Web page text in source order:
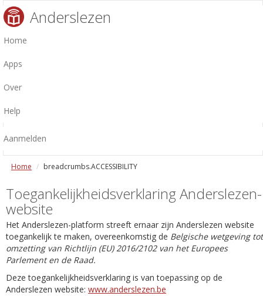
Anderslezen
Home
Apps
Over
Help
Aanmelden
Home breadcrumbs.ACCESSIBILITY
Toegankelijkheidsverklaring Anderslezen-
website
Het Anderslezen-platform streeft ernaar zijn Anderslezen website
toegankelijk te maken, overeenkomstig de Belgische wetgeving tot
omzetting van Richtlijn (EU) 2016/2102 van het Europees
Parlement en de Raad.
Deze toegankelijkheidsverklaring is van toepassing op de
Anderslezen website: www.anderslezen.be